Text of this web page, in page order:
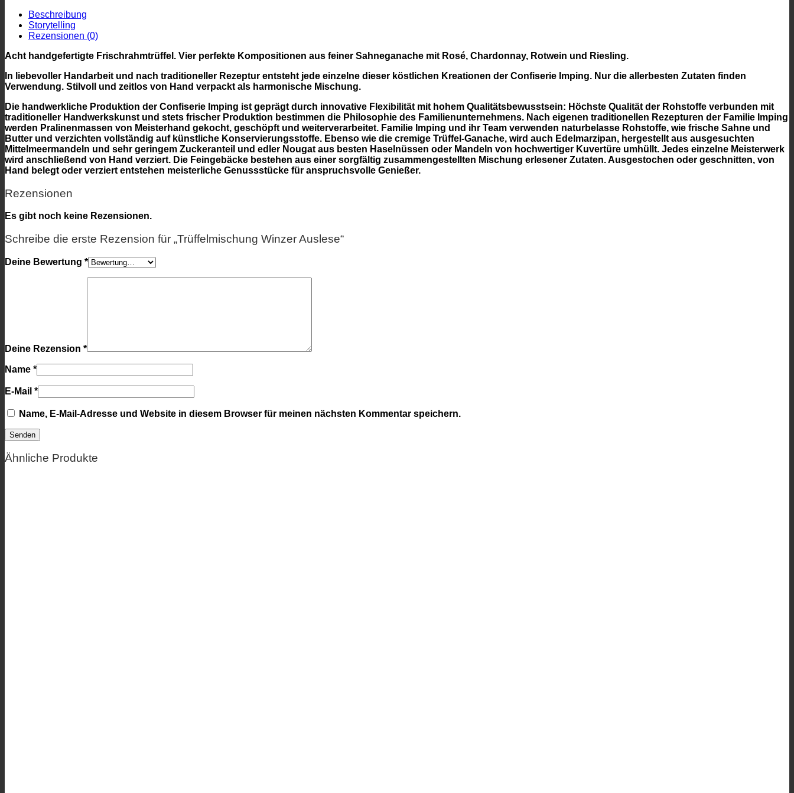
Beschreibung
Storytelling
Rezensionen (0)
Acht handgefertigte Frischrahmtrüffel. Vier perfekte Kompositionen aus feiner Sahneganache mit Rosé, Chardonnay, Rotwein und Riesling.
In liebevoller Handarbeit und nach traditioneller Rezeptur entsteht jede einzelne dieser köstlichen Kreationen der Confiserie Imping. Nur die allerbesten Zutaten finden
Verwendung. Stilvoll und zeitlos von Hand verpackt als harmonische Mischung.
Die handwerkliche Produktion der Confiserie Imping ist geprägt durch innovative Flexibilität mit hohem Qualitätsbewusstsein: Höchste Qualität der Rohstoffe verbunden mit
traditioneller Handwerkskunst und stets frischer Produktion bestimmen die Philosophie des Familienunternehmens. Nach eigenen traditionellen Rezepturen der Familie Imping
werden Pralinenmassen von Meisterhand gekocht, geschöpft und weiterverarbeitet. Familie Imping und ihr Team verwenden naturbelasse Rohstoffe, wie frische Sahne und
Butter und verzichten vollständig auf künstliche Konservierungsstoffe. Ebenso wie die cremige Trüffel-Ganache, wird auch Edelmarzipan, hergestellt aus ausgesuchten
Mittelmeermandeln und sehr geringem Zuckeranteil und edler Nougat aus besten Haselnüssen oder Mandeln von hochwertiger Kuvertüre umhüllt. Jedes einzelne Meisterwerk
wird anschließend von Hand verziert. Die Feingebäcke bestehen aus einer sorgfältig zusammengestellten Mischung erlesener Zutaten. Ausgestochen oder geschnitten, von
Hand belegt oder verziert entstehen meisterliche Genussstücke für anspruchsvolle Genießer.
Rezensionen
Es gibt noch keine Rezensionen.
Schreibe die erste Rezension für „Trüffelmischung Winzer Auslese“
Deine Bewertung *
Deine Rezension *
Name *
E-Mail *
Name, E-Mail-Adresse und Website in diesem Browser für meinen nächsten Kommentar speichern.
Ähnliche Produkte